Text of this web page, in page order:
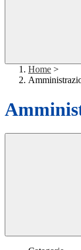
Home >